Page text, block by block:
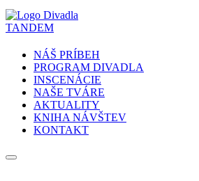
NÁŠ PRÍBEH
PROGRAM DIVADLA
INSCENÁCIE
NAŠE TVÁRE
AKTUALITY
KNIHA NÁVŠTEV
KONTAKT